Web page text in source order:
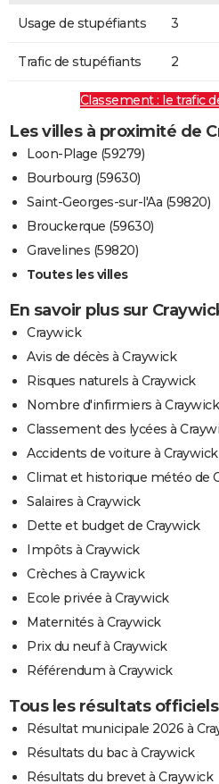
Usage de stupéfiants 3
Trafic de stupéfiants 2
Classement : le trafic
Les villes à proximité de
Loon-Plage (59279)
Bourbourg (59630)
Saint-Georges-sur-l'Aa (59820)
Brouckerque (59630)
Gravelines (59820)
Toutes les villes
En savoir plus sur
Craywick
Avis de décès à Craywick
Risques naturels à Craywick
Nombre d'infirmiers à Craywick
Classement des lycées à
Accidents de voiture à Craywick
Climat et historique météo de
Salaires à Craywick
Dette et budget de Craywick
Impôts à Craywick
Crèches à Craywick
Ecole privée à Craywick
Maternités à Craywick
Prix du neuf à Craywick
Référendum à Craywick
Tous les résultats
Résultat municipale 2026 à
Résultats du bac à Craywick
Résultats du brevet à Craywick